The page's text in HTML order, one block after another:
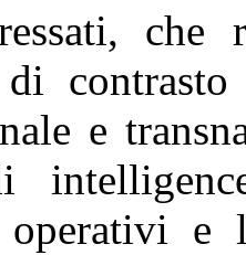
che
e
operativi e